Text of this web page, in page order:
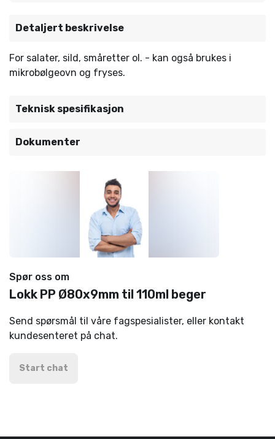
Detaljert beskrivelse
For salater, sild, småretter ol. - kan også brukes i
mikrobølgeovn og fryses.
Teknisk spesifikasjon
Dokumenter
Spør oss om
Lokk PP Ø80x9mm til 110ml beger
Send spørsmål til våre fagspesialister, eller kontakt
kundesenteret på chat.
Start chat